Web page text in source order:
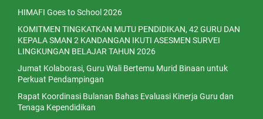
HIMAFI Goes to School 2026
KOMITMEN TINGKATKAN MUTU PENDIDIKAN, 42 GURU DAN
KEPALA SMAN 2 KANDANGAN IKUTI ASESMEN SURVEI
LINGKUNGAN BELAJAR TAHUN 2026
Jumat Kolaborasi, Guru Wali Bertemu Murid Binaan untuk
Perkuat Pendampingan
Rapat Koordinasi Bulanan Bahas Evaluasi Kinerja Guru dan
Tenaga Kependidikan